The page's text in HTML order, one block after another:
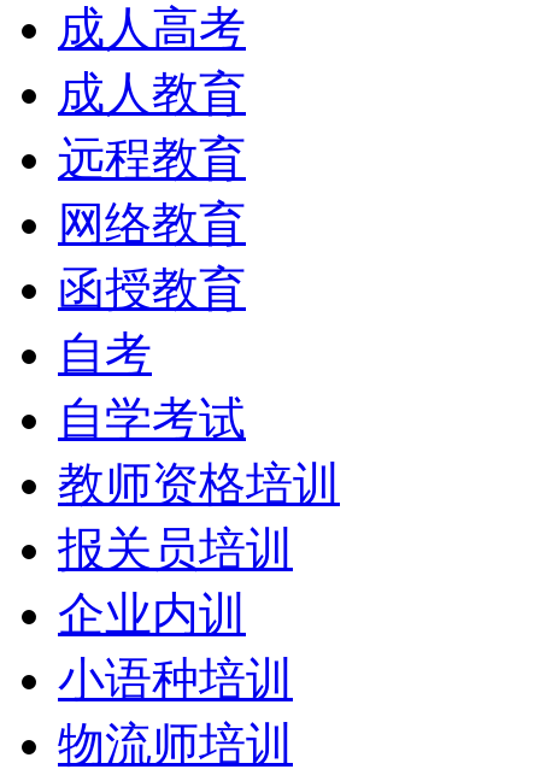
成人高考
成人教育
远程教育
网络教育
函授教育
自考
自学考试
教师资格培训
报关员培训
企业内训
小语种培训
物流师培训